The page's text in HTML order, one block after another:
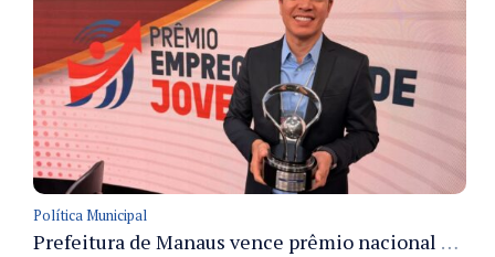
Política Municipal
Prefeitura de Manaus vence prêmio nacional na categoria Estágio e recebe troféu em São Paulo